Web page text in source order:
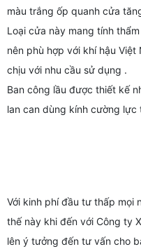
màu trắng ốp quanh cửa
Loại cửa này mang tính
nên phù hợp với khí hậu
chịu với nhu cầu sử dụng .
Ban công lầu được thiết kế
lan can dùng kính cường
Với kinh phí đầu tư thấp mọi
thế này khi đến với Công ty
lên ý tưởng đến tư vấn cho